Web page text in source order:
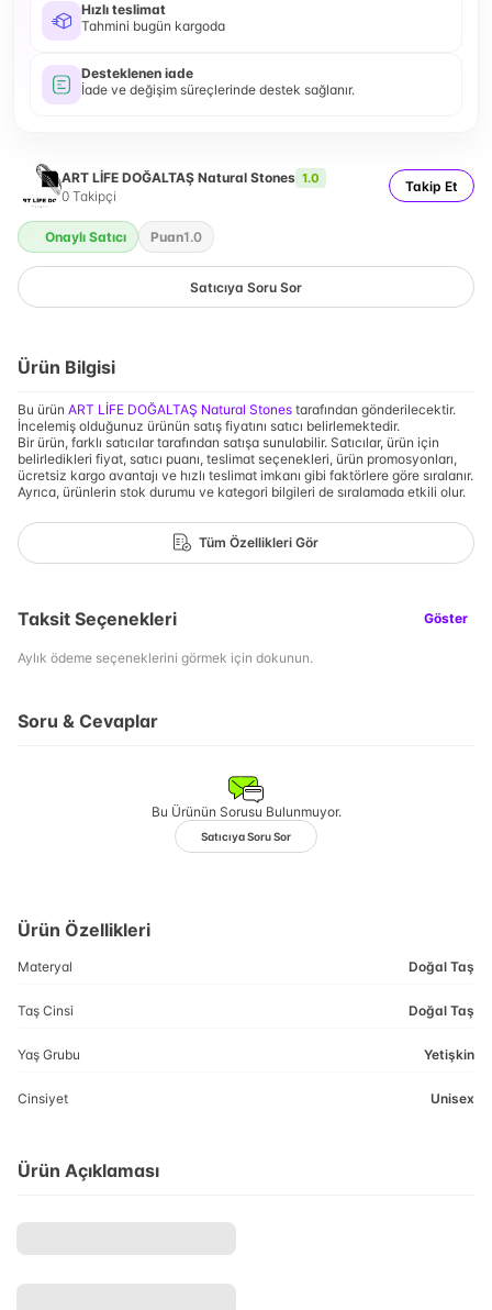
Hızlı teslimat
Tahmini bugün kargoda
Desteklenen iade
İade ve değişim süreçlerinde destek sağlanır.
ART LİFE DOĞALTAŞ Natural Stones 1.0
0 Takipçi
Takip Et
Onaylı Satıcı Puan1.0
Satıcıya Soru Sor
Ürün Bilgisi
Bu ürün ART LİFE DOĞALTAŞ Natural Stones tarafından gönderilecektir.
İncelemiş olduğunuz ürünün satış fiyatını satıcı belirlemektedir.
Bir ürün, farklı satıcılar tarafından satışa sunulabilir. Satıcılar, ürün için
belirledikleri fiyat, satıcı puanı, teslimat seçenekleri, ürün promosyonları,
ücretsiz kargo avantajı ve hızlı teslimat imkanı gibi faktörlere göre sıralanır.
Ayrıca, ürünlerin stok durumu ve kategori bilgileri de sıralamada etkili olur.
Tüm Özellikleri Gör
Taksit Seçenekleri Göster
Aylık ödeme seçeneklerini görmek için dokunun.
Soru & Cevaplar
Bu Ürünün Sorusu Bulunmuyor.
Satıcıya Soru Sor
Ürün Özellikleri
Materyal Doğal Taş
Taş Cinsi Doğal Taş
Yaş Grubu Yetişkin
Cinsiyet Unisex
Ürün Açıklaması